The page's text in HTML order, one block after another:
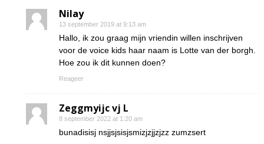
Nilay
13 september 2019 at 9:13 am
Hallo, ik zou graag mijn vriendin willen inschrijven
voor de voice kids haar naam is Lotte van der borgh.
Hoe zou ik dit kunnen doen?
Reageer
Zeggmyijc vj L
8 september 2022 at 1:20 am
bunadisisj nsjjsjsisjsmizjzjjzjzz zumzsert